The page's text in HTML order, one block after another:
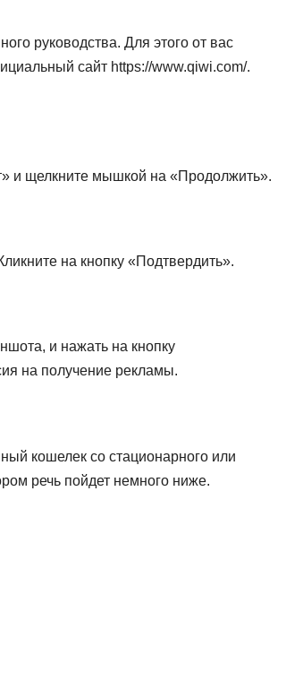
руководства. Для этого от вас
сайт https://www.qiwi.com/.
и щелкните мышкой на «Продолжить».
на кнопку «Подтвердить».
и нажать на кнопку
на получение рекламы.
кошелек со стационарного или
речь пойдет немного ниже.